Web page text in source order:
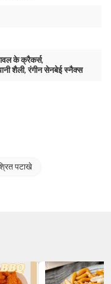
के क्रैकर्स,
शैली,रंगीन सेनबेई स्नैक्स
पटाखे